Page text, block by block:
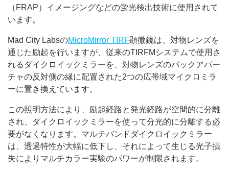
（FRAP）イメージングなどの蛍光検出技術に使用されて
います。
Mad City LabsのMicroMirror TIRF顕微鏡は、対物レンズを
通じた励起を行いますが、従来のTIRFMシステムで使用さ
れるダイクロイックミラーを、対物レンズのバックアパー
チャの反対側の縁に配置された2つの広帯域マイクロミラ
ーに置き換えています。
この照明方法により、励起経路と発光経路が空間的に分離
され、ダイクロイックミラーを使って分光的に分離する必
要がなくなります。マルチバンドダイクロイックミラー
は、透過特性が大幅に低下し、それによって生じる光子損
失によりマルチカラー実験のパワーが制限されます。